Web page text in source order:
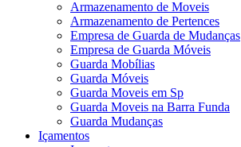
Armazenamento de Moveis
Armazenamento de Pertences
Empresa de Guarda de Mudanças
Empresa de Guarda Móveis
Guarda Mobílias
Guarda Móveis
Guarda Moveis em Sp
Guarda Moveis na Barra Funda
Guarda Mudanças
Içamentos